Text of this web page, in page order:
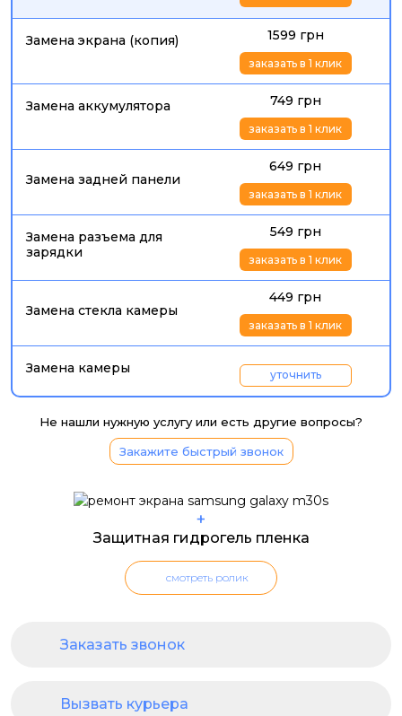
Замена экрана (копия) 1599 грн
заказать в 1 клик
Замена аккумулятора 749 грн
заказать в 1 клик
Замена задней панели
649 грн
заказать в 1 клик
Замена разъема для
зарядки
549 грн
заказать в 1 клик
Замена стекла камеры
449 грн
заказать в 1 клик
Замена камеры уточнить
Не нашли нужную услугу или есть другие вопросы?
Закажите быстрый звонок
+
Защитная гидрогель пленка
смотреть ролик
Заказать звонок
Вызвать курьера